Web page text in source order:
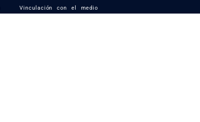
Vinculación con el medio